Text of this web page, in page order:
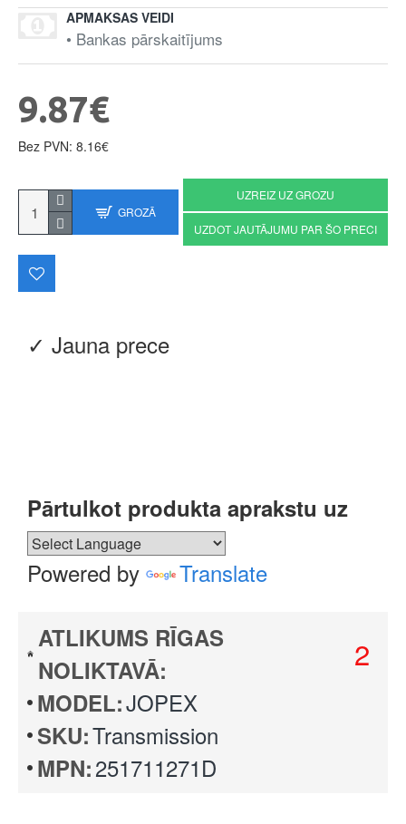
APMAKSAS VEIDI
• Bankas pārskaitījums
✓ Jauna prece
Pārtulkot produkta aprakstu uz
Powered by Translate
ATLIKUMS RĪGAS
NOLIKTAVĀ:
2
MODEL:JOPEX
SKU:Transmission
MPN:251711271D
9.87€
Bez PVN: 8.16€
GROZĀ
UZREIZ UZ GROZU
UZDOT JAUTĀJUMU PAR ŠO PRECI